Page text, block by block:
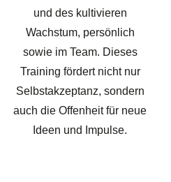
und des kultivieren
Wachstum, persönlich
sowie im Team. Dieses
Training fördert nicht nur
Selbstakzeptanz, sondern
auch die Offenheit für neue
Ideen und Impulse.